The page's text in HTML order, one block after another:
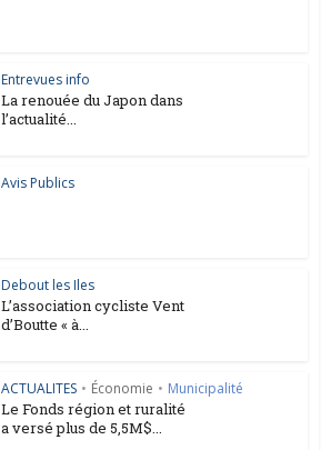
Entrevues info
La renouée du Japon dans
l’actualité...
Avis Publics
Debout les Iles
L’association cycliste Vent
d’Boutte « à...
ACTUALITES • Économie • Municipalité
Le Fonds région et ruralité
a versé plus de 5,5M$...